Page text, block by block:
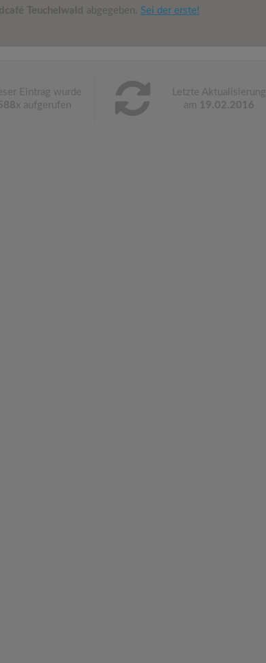
Teuchelwald abgegeben. Sei der erste!
Eintrag wurde
x aufgerufen
Letzte Aktualisierung
am 19.02.2016